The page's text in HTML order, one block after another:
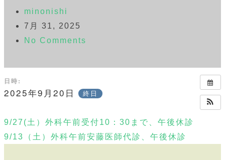
minonishi
7月 31, 2025
No Comments
日時:
2025年9月20日 終日
9/27(土）外科午前受付10：30まで、午後休診
9/13（土）外科午前安藤医師代診、午後休診